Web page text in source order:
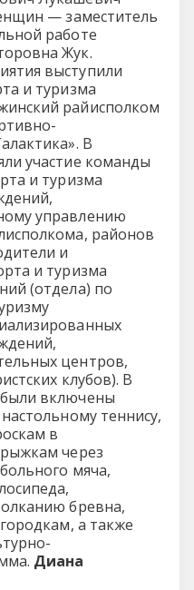
— заместитель
работе
Жук.
выступили
и туризма
райисполком
В
участие команды
и туризма
управлению
районов
и
и туризма
(отдела) по
центров,
клубов). В
включены
теннису,
в
через
мяча,
бревна,
а также
Диана